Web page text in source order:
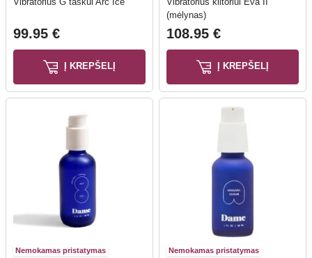
99.95 €
Į KREPŠELĮ
(mėlynas)
108.95 €
Į KREPŠELĮ
Nemokamas pristatymas Nemokamas pristatymas